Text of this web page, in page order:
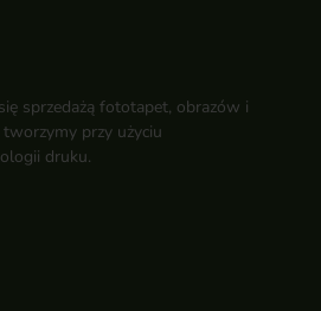
sprzedażą fototapet, obrazów i
przy użyciu
druku.